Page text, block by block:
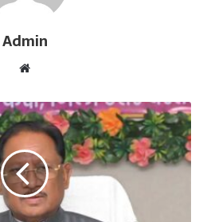
Admin
b
s
i
t
e